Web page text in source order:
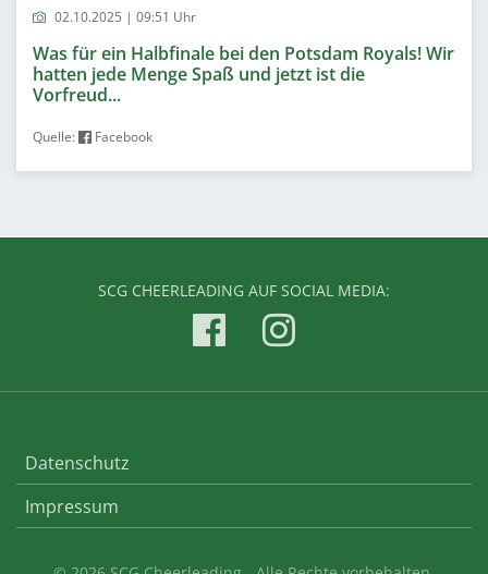
02.10.2025 | 09:51 Uhr
Was für ein Halbfinale bei den Potsdam Royals! Wir
hatten jede Menge Spaß und jetzt ist die
Vorfreud...
Quelle: Facebook
SCG CHEERLEADING AUF SOCIAL MEDIA:
Datenschutz
Impressum